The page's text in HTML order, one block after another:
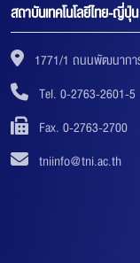
สถาบันเทคโนโลยีไทย-ญี่ปุ่น
1771/1 ถนนพัฒนากา
Tel. 0-2763-2601-5
Fax. 0-2763-2700
tniinfo@tni.ac.th